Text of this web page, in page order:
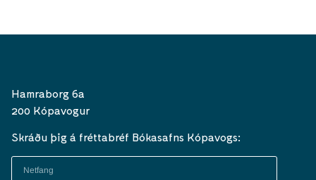
Hamraborg 6a
200 Kópavogur
Skráðu þig á fréttabréf Bókasafns Kópavogs: